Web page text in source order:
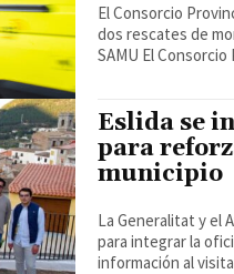
El Consorcio
dos rescates de
SAMU El
Eslida se
para
municipio
La Generalitat y el
para integrar la